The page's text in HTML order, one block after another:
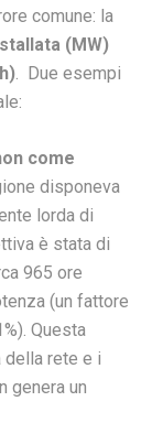
comune: la
(MW)
. Due esempi
come
disponeva
lorda di
è stata di
965 ore
(un fattore
Questa
rete e i
genera un